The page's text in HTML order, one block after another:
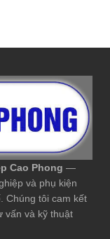
Cao Phong —
và phụ kiện
Chúng tôi cam kết
vấn và kỹ thuật